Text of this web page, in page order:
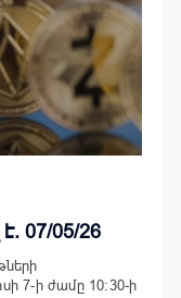
07/05/26
7-ի ժամը 10:30-ի